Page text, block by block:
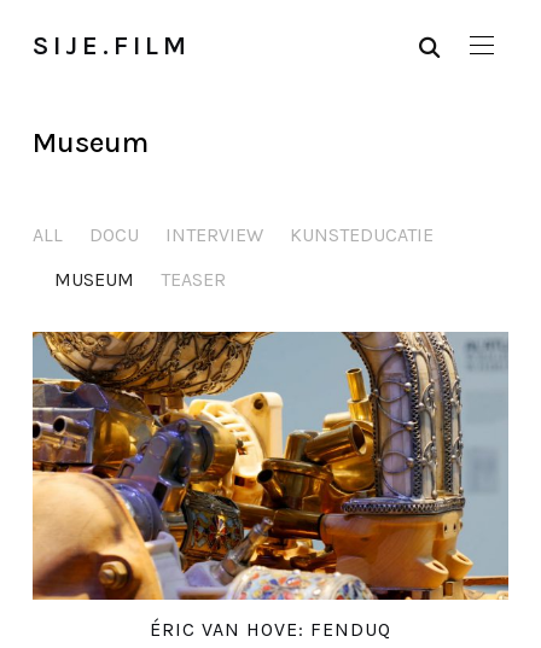
SIJE.FILM
Museum
ALL DOCU INTERVIEW
KUNSTEDUCATIE
MUSEUM
TEASER
ÉRIC VAN HOVE: FENDUQ